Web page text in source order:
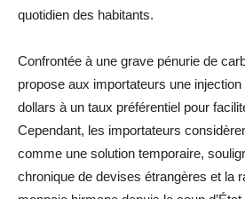
quotidien des habitants.
Confrontée à une grave pénurie de
propose aux importateurs une
dollars à un taux préférentiel pour
Cependant, les importateurs
comme une solution temporaire,
chronique de devises étrangères et la